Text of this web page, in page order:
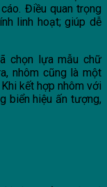
Điều quan trọng
linh hoạt; giúp dễ
chọn lựa mẫu chữ
nhôm cũng là một
kết hợp nhôm với
biển hiệu ấn tượng,